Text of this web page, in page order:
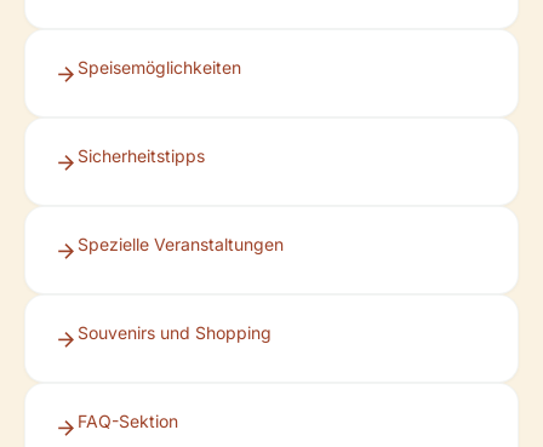
Speisemöglichkeiten
Sicherheitstipps
Spezielle Veranstaltungen
Souvenirs und Shopping
FAQ-Sektion